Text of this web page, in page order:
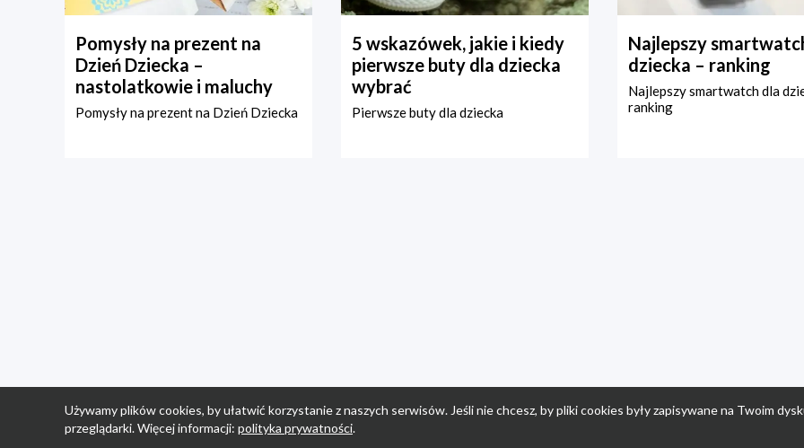
Pomysły na prezent na
Dzień Dziecka –
nastolatkowie i maluchy
Pomysły na prezent na Dzień Dziecka
5 wskazówek, jakie i kiedy
pierwsze buty dla dziecka
wybrać
Pierwsze buty dla dziecka
Najlepszy
dziecka – ranking
Najlepszy smartwatch dla
ranking
Używamy plików cookies, by ułatwić korzystanie z naszych serwisów. Jeśli nie chcesz, by pliki cookies były zapisywane na Twoim
przeglądarki. Więcej informacji: polityka prywatności.